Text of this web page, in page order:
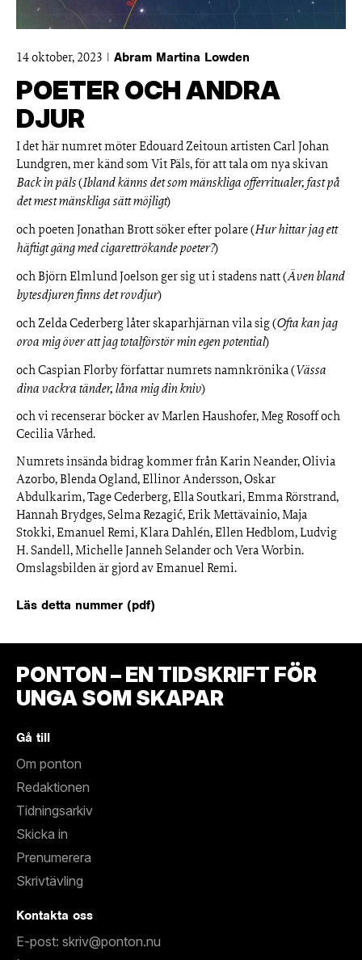
14 oktober, 2023 Abram Martina Lowden
POETER OCH ANDRA
DJUR
I det här numret möter Edouard Zeitoun artisten Carl Johan
Lundgren, mer känd som Vit Päls, för att tala om nya skivan
Back in päls(Ibland känns det som mänskliga offerritualer, fast på
det mest mänskliga sätt möjligt)
och poeten Jonathan Brott söker efter polare (Hur hittar jag ett
häftigt gäng med cigarettrökande poeter?)
och Björn Elmlund Joelson ger sig ut i stadens natt (Även bland
bytesdjuren finns det rovdjur)
och Zelda Cederberg låter skaparhjärnan vila sig (Ofta kan jag
oroa mig över att jag totalförstör min egen potential)
och Caspian Florby författar numrets namnkrönika (Vässa
dina vackra tänder, låna mig din kniv)
och vi recenserar böcker av Marlen Haushofer, Meg Rosoff och
Cecilia Vårhed.
Numrets insända bidrag kommer från Karin Neander, Olivia
Azorbo, Blenda Ogland, Ellinor Andersson, Oskar
Abdulkarim, Tage Cederberg, Ella Soutkari, Emma Rörstrand,
Hannah Brydges, Selma Rezagić, Erik Mettävainio, Maja
Stokki, Emanuel Remi, Klara Dahlén, Ellen Hedblom, Ludvig
H. Sandell, Michelle Janneh Selander och Vera Worbin.
Omslagsbilden är gjord av Emanuel Remi.
Läs detta nummer (pdf)
PONTON – EN TIDSKRIFT FÖR
UNGA SOM SKAPAR
Gå till
Om ponton
Redaktionen
Tidningsarkiv
Skicka in
Prenumerera
Skrivtävling
Kontakta oss
E-post: skriv@ponton.nu